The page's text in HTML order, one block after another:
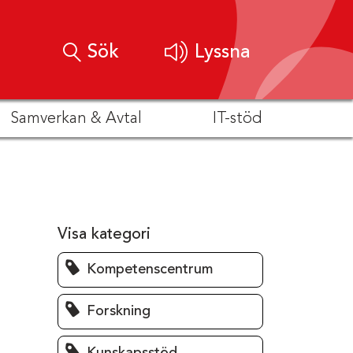
Sök Lyssna
Samverkan & Avtal IT-stöd
Visa kategori
Kompetenscentrum
Forskning